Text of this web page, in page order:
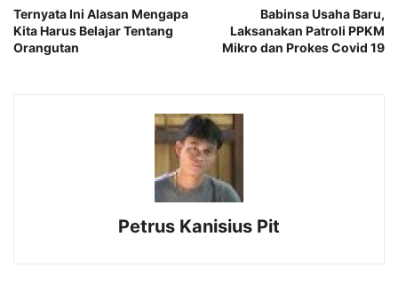
Ternyata Ini Alasan Mengapa
Kita Harus Belajar Tentang
Orangutan
Babinsa Usaha Baru,
Laksanakan Patroli PPKM
Mikro dan Prokes Covid 19
Petrus Kanisius Pit